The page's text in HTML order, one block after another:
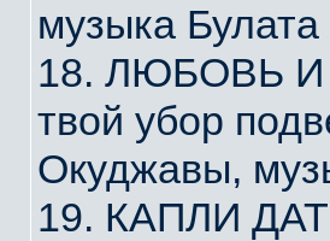
музыка
18. ЛЮБОВЬ И
твой убор
Окуджавы,
19. КАПЛИ